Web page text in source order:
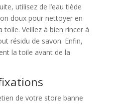
utilisez de l’eau tiède
doux pour nettoyer en
Veillez à bien rincer à
résidu de savon. Enfin,
la toile avant de la
de votre store banne